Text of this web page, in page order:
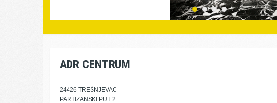
ADR CENTRUM
24426 TREŠNJEVAC
PARTIZANSKI PUT 2